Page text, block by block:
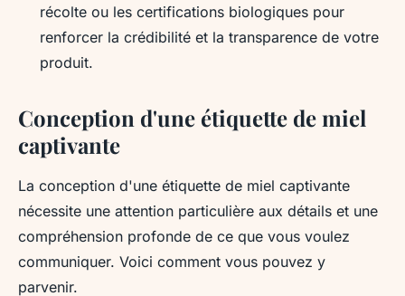
récolte ou les certifications biologiques pour
renforcer la crédibilité et la transparence de votre
produit.
Conception d'une étiquette de miel
captivante
La conception d'une étiquette de miel captivante
nécessite une attention particulière aux détails et une
compréhension profonde de ce que vous voulez
communiquer. Voici comment vous pouvez y
parvenir.